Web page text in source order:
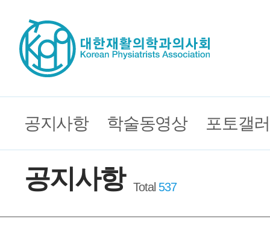
공지사항 학술동영상 포토갤
공지사항 Total 537